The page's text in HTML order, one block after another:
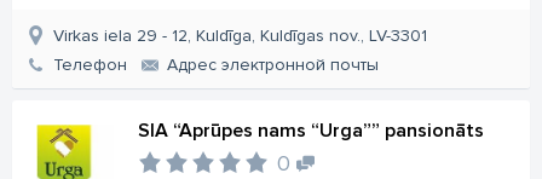
Virkas iela 29 - 12, Kuldīga, Kuldīgas nov., LV-3301
Телефон
Aдрес электронной почты
SIA “Aprūpes nams “Urga”” pansionāts
0